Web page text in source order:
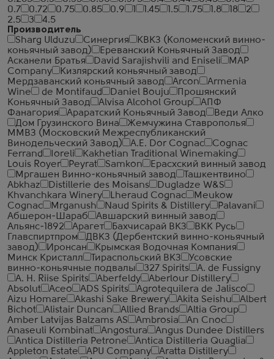
0.7
0.72 0.75 0.85 0.9 1.45 1.5 1.75 1.8 18
2
2.5
3
4.5
Производитель
Sharg Ulduzu
Синергия
КВКЗ (Коломенский винно-
коньячный завод)
Ереванский Коньячный Завод
Асканели Братья
David Sarajishvili and Eniseli
MAP
Company
Кизлярский коньячный завод
Мердзаванский коньячный завод
Arcon
Armenia
Wine
de Montifaud Daniel Bouju
Прошянский
Коньячный Завод
Alvisa Alcohol Group
АПФ
Фанагория
Араратский Коньячный Завод
Веди Алко
Дом Грузинского Вина
Жемчужина Ставрополья
ММВЗ (Московский Межреспубликанский
Винодельческий Завод)
A.E. Dor Cognac
Cognac
Ferrand
Ioreli
Kakhetian Traditional Winemaking
Louis Royer
Peyrat Samkon
Ерасхский винный завод
Мргашен Винно-коньячный завод
Ташкентвино
Abkhaz
Distillerie des Moisans
Dugladze W&S
Khvanchkara Winery
Lheraud Cognac
Meukow
Cognac
Mrganush Naud Spirits & Distillery
Palavani
Абшерон-Шараб
Авшарский винный завод
Альянс-1892
Арагет Бахчисарай ВКЗ
ВКК Русь
Главспиртпром
ДВКЗ (Дербентский винно-коньячный
завод)
Иронсан
Крымская Водочная Компания
Минск Кристалл
Тираспольский ВКЗ
Усовские
винно-коньячные подвалы
327 Spirits
A. de Fussigny
A. H. Riise Spirits
Aberfeldy
Aberlour Distillery
Absolut
Aceo ADS Spirits
Agrotequilera de Jalisco
Aizu Homare
Akashi Sake Brewery Akita Seishu
Albert
Bichot
Alistair Duncan Allied Brands
Altia Group
Amber Latvijas Balzams AS
Ambrosia
An Cnoc
Anaseuli Kombinat
Angostura
Angus Dundee Distillers
Antica Distilleria Petrone
Antica Distilleria Quaglia
Appleton Estate
APU Company
Aratta Distillery